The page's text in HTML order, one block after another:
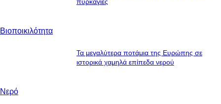
Βιοποικιλότητα
Νερό
Τα μεγαλύτερα ποτάμια της Ευρώπης σε
ιστορικά χαμηλά επίπεδα νερού